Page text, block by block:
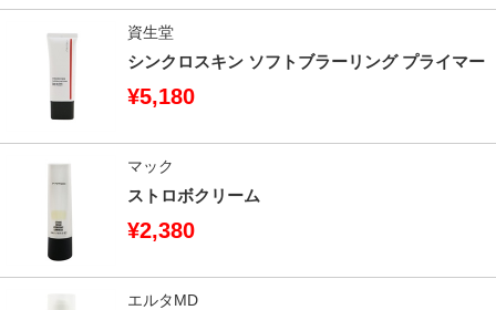
資生堂
シンクロスキン ソフトブラーリング プライマー
¥5,180
マック
ストロボクリーム
¥2,380
エルタMD